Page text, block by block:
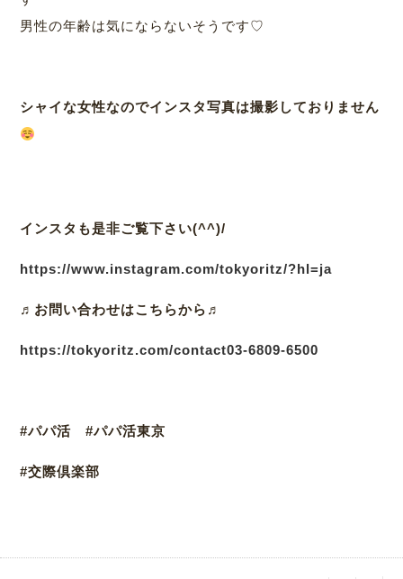
男性の年齢は気にならないそうです♡
シャイな女性なのでインスタ写真は撮影しておりません
インスタも是非ご覧下さい(^^)/
https://www.instagram.com/tokyoritz/?hl=ja
♬ お問い合わせはこちらから♬
https://tokyoritz.com/contact03-6809-6500
#パパ活 #パパ活東京
#交際倶楽部